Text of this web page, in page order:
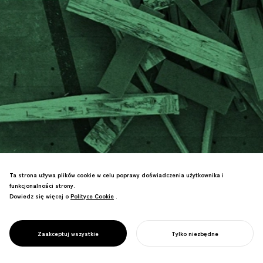
PROJEKTOWANIE DLA
ZRÓWNOWAŻONOŚCI
NOSIGNER praktykuje projektowanie,
które równoważy środowiskową,
społeczną, łączymy nadzieję z
przyszłością.
Ta strona używa plików cookie w celu poprawy doświadczenia użytkownika i
funkcjonalności strony.
Dowiedz się więcej o Polityce Cookie
Polityce Cookie .
Zaakceptuj wszystkie Tylko niezbędne